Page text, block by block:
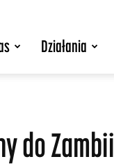
Działania
do Zambii